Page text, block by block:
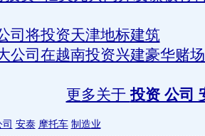
司将投资天津地标建筑
公司在越南投资兴建豪华赌
更多关于投资 公司
安泰 摩托车 制造业